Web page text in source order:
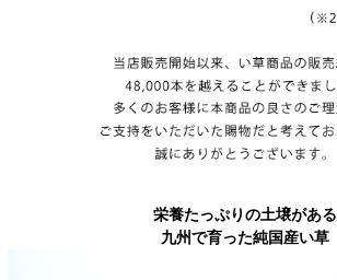
栄養たっぷりの土壌がある
九州で育った純国産い草